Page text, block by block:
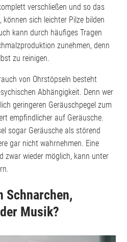
verschließen und so das
können sich leichter Pilze bilden
kann durch häufiges Tragen
zunehmen, denn
zu reinigen.
von Ohrstöpseln besteht
Abhängigkeit. Denn wer
geringeren Geräuschpegel zum
empfindlicher auf Geräusche.
sogar Geräusche als störend
gar nicht wahrnehmen. Eine
zwar wieder möglich, kann unter
Schnarchen,
Musik?